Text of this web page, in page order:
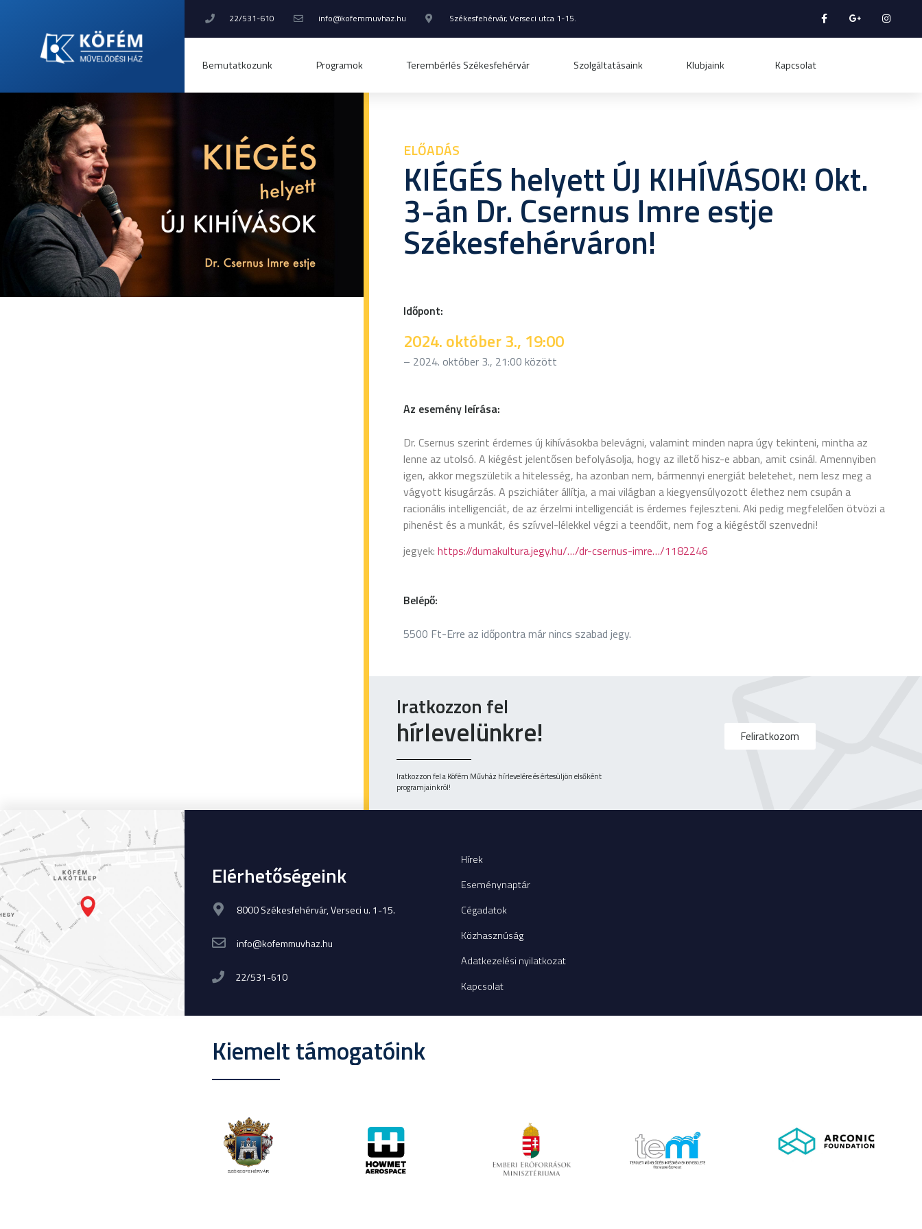
22/531-610 info@kofemmuvhaz.hu Székesfehérvár, Verseci utca 1-15.
Bemutatkozunk Programok Terembérlés Székesfehérvár Szolgáltatásaink Klubjaink Kapcsolat
ELŐADÁS
KIÉGÉS helyett ÚJ KIHÍVÁSOK! Okt.
3-án Dr. Csernus Imre estje
Székesfehérváron!
Időpont:
2024. október 3., 19:00
– 2024. október 3., 21:00 között
Az esemény leírása:
Dr. Csernus szerint érdemes új kihívásokba belevágni, valamint minden napra úgy tekinteni, mintha az
lenne az utolsó. A kiégést jelentősen befolyásolja, hogy az illető hisz-e abban, amit csinál. Amennyiben
igen, akkor megszületik a hitelesség, ha azonban nem, bármennyi energiát beletehet, nem lesz meg a
vágyott kisugárzás. A pszichiáter állítja, a mai világban a kiegyensúlyozott élethez nem csupán a
racionális intelligenciát, de az érzelmi intelligenciát is érdemes fejleszteni. Aki pedig megfelelően ötvözi a
pihenést és a munkát, és szívvel-lélekkel végzi a teendőit, nem fog a kiégéstől szenvedni!
jegyek: https://dumakultura.jegy.hu/…/dr-csernus-imre…/1182246
Belépő:
5500 Ft-Erre az időpontra már nincs szabad jegy.
Iratkozzon fel
hírlevelünkre!
Iratkozzon fel a Köfém Művház hírlevelére és értesüljön elsőként
programjainkról!
Feliratkozom
Elérhetőségeink
8000 Székesfehérvár, Verseci u. 1-15.
info@kofemmuvhaz.hu
22/531-610
Hírek
Eseménynaptár
Cégadatok
Közhasznúság
Adatkezelési nyilatkozat
Kapcsolat
Kiemelt támogatóink